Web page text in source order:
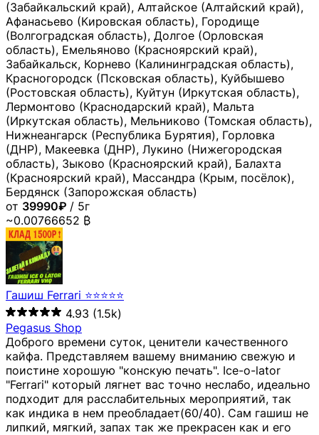
(Забайкальский край), Алтайское (Алтайский край),
Афанасьево (Кировская область), Городище
(Волгоградская область), Долгое (Орловская
область), Емельяново (Красноярский край),
Забайкальск, Корнево (Калининградская область),
Красногородск (Псковская область), Куйбышево
(Ростовская область), Куйтун (Иркутская область),
Лермонтово (Краснодарский край), Мальта
(Иркутская область), Мельниково (Томская область),
Нижнеангарск (Республика Бурятия), Горловка
(ДНР), Макеевка (ДНР), Лукино (Нижегородская
область), Зыково (Красноярский край), Балахта
(Красноярский край), Массандра (Крым, посёлок),
Бердянск (Запорожская область)
от 39990₽ / 5г
~0.00766652 ₿
Гашиш Ferrari ⭐⭐⭐⭐⭐
4.93 (1.5k)
Pegasus Shop
Доброго времени суток, ценители качественного
кайфа. Представляем вашему вниманию свежую и
поистине хорошую "конскую печать". Ice-o-lator
"Ferrari" который лягнет вас точно неслабо, идеально
подходит для расслабительных мероприятий, так
как индика в нем преобладает(60/40). Сам гашиш не
липкий, мягкий, запах так же прекрасен как и его